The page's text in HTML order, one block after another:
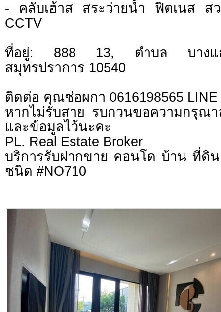
- คลับเฮ้าส สระว่ายน้ำ ฟิตเนส ส
CCTV
ที่อยู่: 888 13, ตำบล บางแก้
สมุทรปราการ 10540
ติดต่อ คุณช่อผกา 0616198565 LINE
หากไม่รับสาย รบกวนขอความกรุณ
และข้อมูลไว้นะคะ
PL. Real Estate Broker
บริการรับฝากขาย คอนโด บ้าน ที่ดิ
ชนิด #NO710